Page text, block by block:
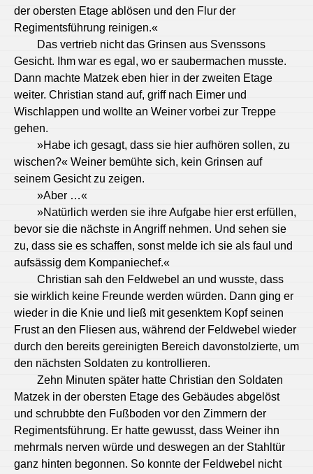
der obersten Etage ablösen und den Flur der
Regimentsführung reinigen.«
Das vertrieb nicht das Grinsen aus Svenssons
Gesicht. Ihm war es egal, wo er saubermachen musste.
Dann machte Matzek eben hier in der zweiten Etage
weiter. Christian stand auf, griff nach Eimer und
Wischlappen und wollte an Weiner vorbei zur Treppe
gehen.
»Habe ich gesagt, dass sie hier aufhören sollen, zu
wischen?« Weiner bemühte sich, kein Grinsen auf
seinem Gesicht zu zeigen.
»Aber …«
»Natürlich werden sie ihre Aufgabe hier erst erfüllen,
bevor sie die nächste in Angriff nehmen. Und sehen sie
zu, dass sie es schaffen, sonst melde ich sie als faul und
aufsässig dem Kompaniechef.«
Christian sah den Feldwebel an und wusste, dass
sie wirklich keine Freunde werden würden. Dann ging er
wieder in die Knie und ließ mit gesenktem Kopf seinen
Frust an den Fliesen aus, während der Feldwebel wieder
durch den bereits gereinigten Bereich davonstolzierte, um
den nächsten Soldaten zu kontrollieren.
Zehn Minuten später hatte Christian den Soldaten
Matzek in der obersten Etage des Gebäudes abgelöst
und schrubbte den Fußboden vor den Zimmern der
Regimentsführung. Er hatte gewusst, dass Weiner ihn
mehrmals nerven würde und deswegen an der Stahltür
ganz hinten begonnen. So konnte der Feldwebel nicht